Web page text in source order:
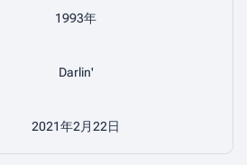
1993年
Darlin'
2021年2月22日